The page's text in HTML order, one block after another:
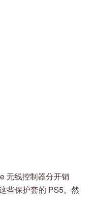
无线控制器分开销
些保护套的 PS5。然